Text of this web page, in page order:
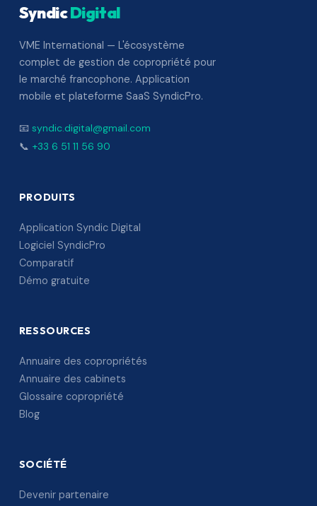
SyndicDigital
VME International — L'écosystème
complet de gestion de copropriété pour
le marché francophone. Application
mobile et plateforme SaaS SyndicPro.
📧 syndic.digital@gmail.com
📞 +33 6 51 11 56 90
PRODUITS
Application Syndic Digital
Logiciel SyndicPro
Comparatif
Démo gratuite
RESSOURCES
Annuaire des copropriétés
Annuaire des cabinets
Glossaire copropriété
Blog
SOCIÉTÉ
Devenir partenaire